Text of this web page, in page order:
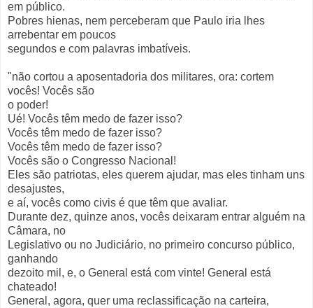
em público.
Pobres hienas, nem perceberam que Paulo iria lhes
arrebentar em poucos
segundos e com palavras imbatíveis.
"não cortou a aposentadoria dos militares, ora: cortem
vocês! Vocês são
o poder!
Ué! Vocês têm medo de fazer isso?
Vocês têm medo de fazer isso?
Vocês têm medo de fazer isso?
Vocês são o Congresso Nacional!
Eles são patriotas, eles querem ajudar, mas eles tinham uns
desajustes,
e aí, vocês como civis é que têm que avaliar.
Durante dez, quinze anos, vocês deixaram entrar alguém na
Câmara, no
Legislativo ou no Judiciário, no primeiro concurso público,
ganhando
dezoito mil, e, o General está com vinte! General está
chateado!
General, agora, quer uma reclassificação na carteira,